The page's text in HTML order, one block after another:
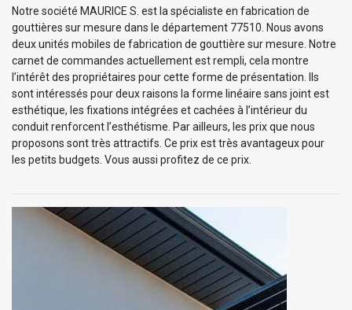
Notre société MAURICE S. est la spécialiste en fabrication de
gouttières sur mesure dans le département 77510. Nous avons
deux unités mobiles de fabrication de gouttière sur mesure. Notre
carnet de commandes actuellement est rempli, cela montre
l’intérêt des propriétaires pour cette forme de présentation. Ils
sont intéressés pour deux raisons la forme linéaire sans joint est
esthétique, les fixations intégrées et cachées à l’intérieur du
conduit renforcent l’esthétisme. Par ailleurs, les prix que nous
proposons sont très attractifs. Ce prix est très avantageux pour
les petits budgets. Vous aussi profitez de ce prix.